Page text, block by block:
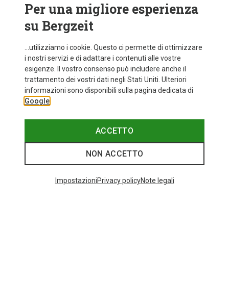
Per una migliore esperienza
su Bergzeit
...utilizziamo i cookie. Questo ci permette di ottimizzare
i nostri servizi e di adattare i contenuti alle vostre
esigenze. Il vostro consenso può includere anche il
trattamento dei vostri dati negli Stati Uniti. Ulteriori
informazioni sono disponibili sulla pagina dedicata di
Google
ACCETTO
NON ACCETTO
ImpostazioniPrivacy policyNote legali